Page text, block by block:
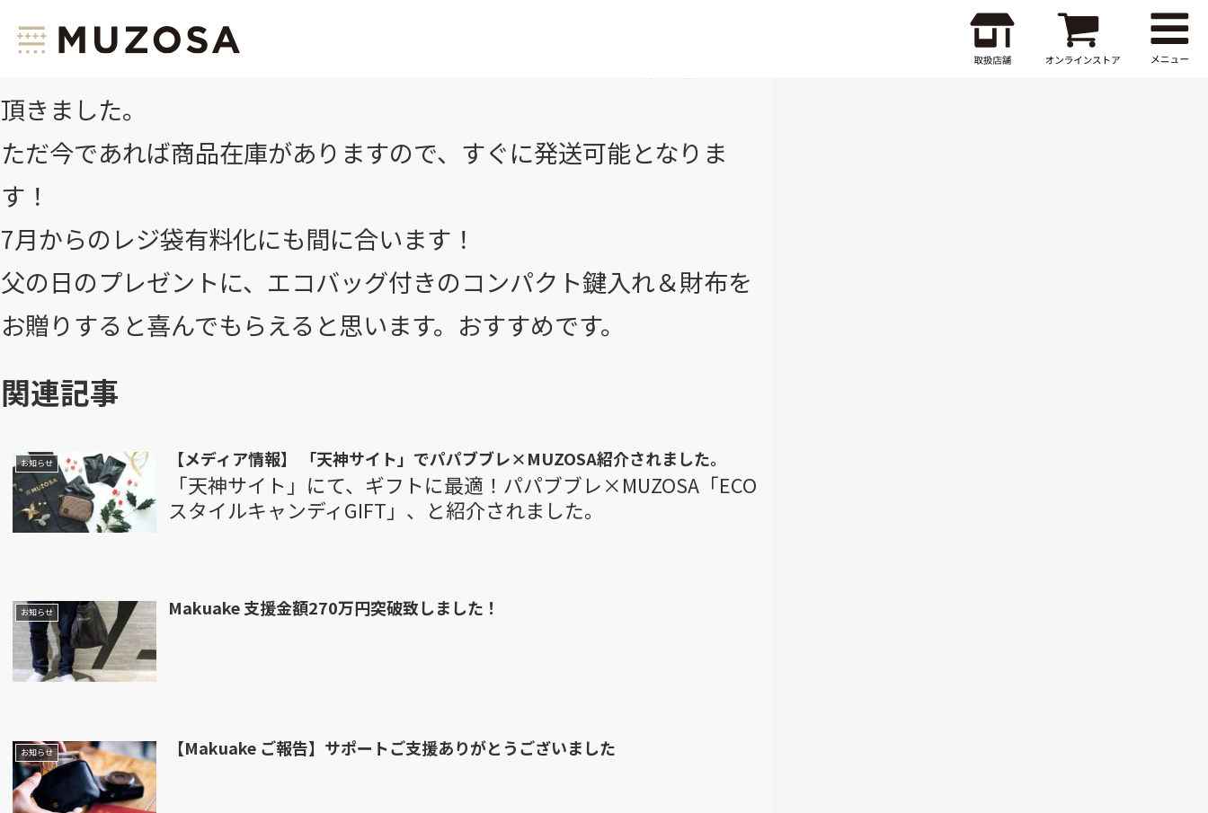
大変お待たせ致しました！
Makuake＆BASEで予約注文を頂いておりました皆様へ商品発送させて
頂きました。
ただ今であれば商品在庫がありますので、すぐに発送可能となりま
す！
7月からのレジ袋有料化にも間に合います！
父の日のプレゼントに、エコバッグ付きのコンパクト鍵入れ＆財布を
お贈りすると喜んでもらえると思います。おすすめです。
関連記事
お知らせ 【メディア情報】 「天神サイト」でパパブブレ×MUZOSA紹介されました。
「天神サイト」にて、ギフトに最適！パパブブレ×MUZOSA「ECO
スタイルキャンディGIFT」、と紹介されました。
お知らせ Makuake 支援金額270万円突破致しました！
お知らせ 【Makuake ご報告】サポートご支援ありがとうございました